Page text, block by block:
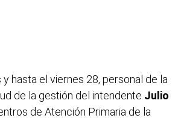
hasta el viernes 28, personal de la
de la gestión del intendente Julio
de Atención Primaria de la